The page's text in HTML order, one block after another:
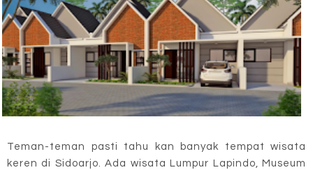
Teman-teman pasti tahu kan banyak tempat wisata
keren di Sidoarjo. Ada wisata Lumpur Lapindo, Museum